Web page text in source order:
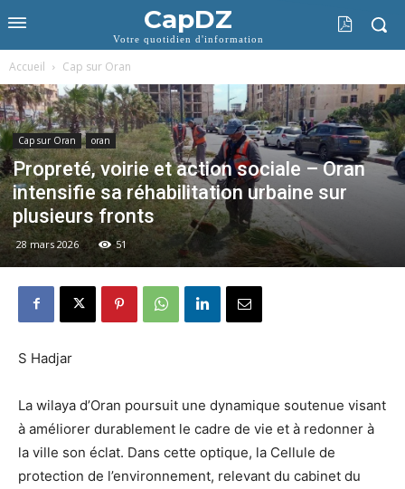
CapDZ
Votre quotidien d'information
Accueil Cap sur Oran
Cap sur Oran oran
Propreté, voirie et action sociale – Oran
intensifie sa réhabilitation urbaine sur
plusieurs fronts
28 mars 2026 51
S Hadjar
La wilaya d’Oran poursuit une dynamique soutenue visant
à améliorer durablement le cadre de vie et à redonner à
la ville son éclat. Dans cette optique, la Cellule de
protection de l’environnement, relevant du cabinet du